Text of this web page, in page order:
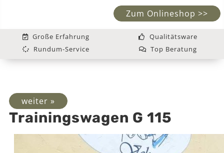
Zum Onlineshop >>
Große Erfahrung
Qualitätsware
Rundum-Service
Top Beratung
weiter »
Trainingswagen G 115